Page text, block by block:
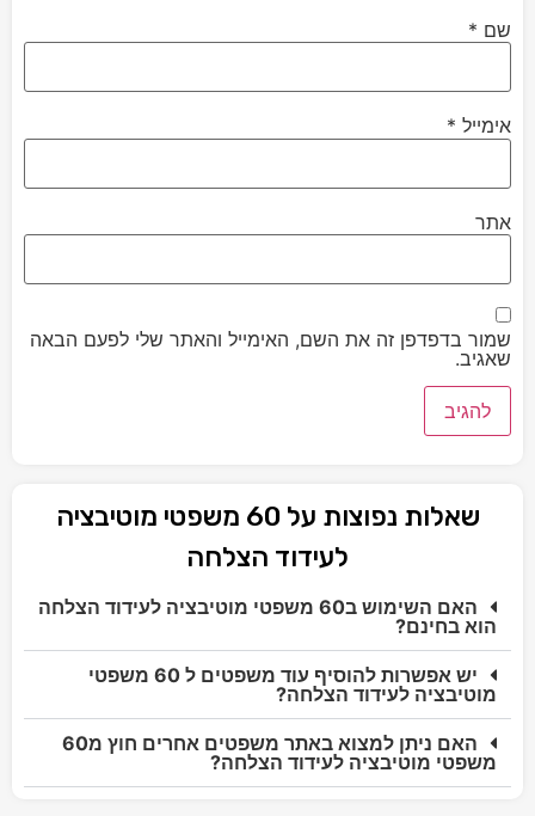
שם *
אימייל *
אתר
שמור בדפדפן זה את השם, האימייל והאתר שלי לפעם הבאה
שאגיב.
שאלות נפוצות על 60 משפטי מוטיבציה
לעידוד הצלחה
האם השימוש ב60 משפטי מוטיבציה לעידוד הצלחה
הוא בחינם?
יש אפשרות להוסיף עוד משפטים ל 60 משפטי
מוטיבציה לעידוד הצלחה?
האם ניתן למצוא באתר משפטים אחרים חוץ מ60
משפטי מוטיבציה לעידוד הצלחה?